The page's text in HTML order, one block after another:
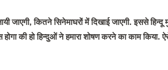
जाएगी, कितने सिनेमाघरों में दिखाई जाएगी. इससे हिन्दू
की हो हिन्दुओं ने हमारा शोषण करने का काम किया.